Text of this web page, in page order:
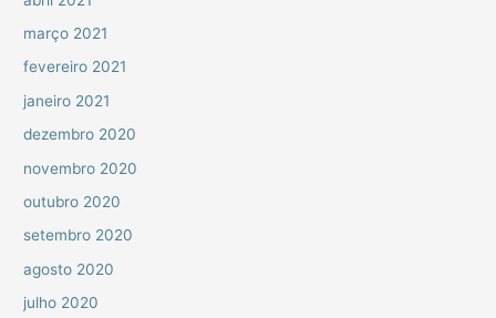
março 2021
fevereiro 2021
janeiro 2021
dezembro 2020
novembro 2020
outubro 2020
setembro 2020
agosto 2020
julho 2020